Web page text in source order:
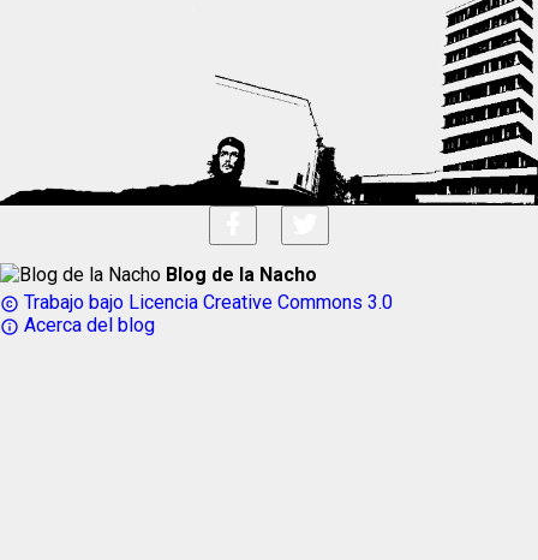
Blog de la Nacho
copyright Trabajo bajo Licencia Creative Commons 3.0
info_outline Acerca del blog